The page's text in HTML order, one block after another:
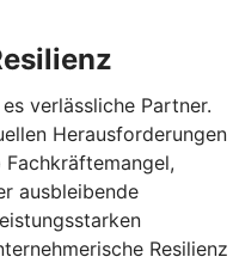
verlässliche Partner.
Herausforderungen
ausbleibende
Resilienz